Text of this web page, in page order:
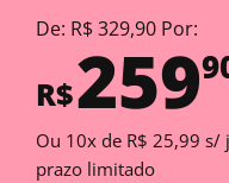
De: R$ 329,90 Por:
R$259
Ou 10x de R$ 25,99
prazo limitado